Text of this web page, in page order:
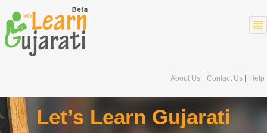
About Us Contact Us Help
Let’s Learn Gujarati